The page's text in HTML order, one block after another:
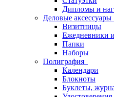
Дипломы и
Деловые аксессуары
Визитницы
Ежедневники
Папки
Наборы
Полиграфия
Календари
Блокноты
Буклеты,